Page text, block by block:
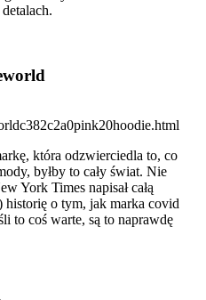
która odzwierciedla to, co
byłby to cały świat. Nie
York Times napisał całą
o tym, jak marka covid
to coś warte, są to naprawdę